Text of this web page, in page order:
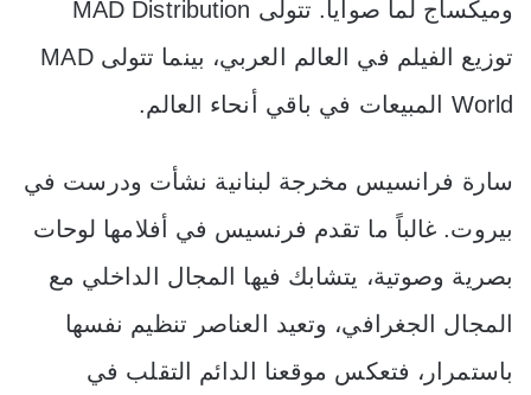
وميكساج لما صوايا. تتولى MAD Distribution
توزيع الفيلم في العالم العربي، بينما تتولى MAD
World المبيعات في باقي أنحاء العالم.
سارة فرانسيس مخرجة لبنانية نشأت ودرست في
بيروت. غالباً ما تقدم فرنسيس في أفلامها لوحات
بصرية وصوتية، يتشابك فيها المجال الداخلي مع
المجال الجغرافي، وتعيد العناصر تنظيم نفسها
باستمرار، فتعكس موقعنا الدائم التقلب في